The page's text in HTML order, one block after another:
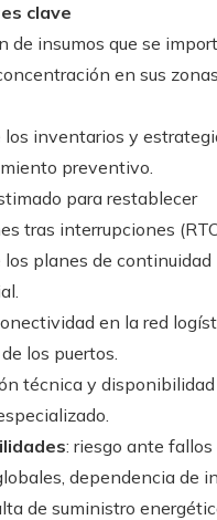
clave
de insumos que se
en sus
los inventarios y
preventivo.
para restablecer
tras interrupciones
los planes de continuidad
en la red
los puertos.
técnica y disponibilidad
: riesgo ante fallos
dependencia de
de suministro